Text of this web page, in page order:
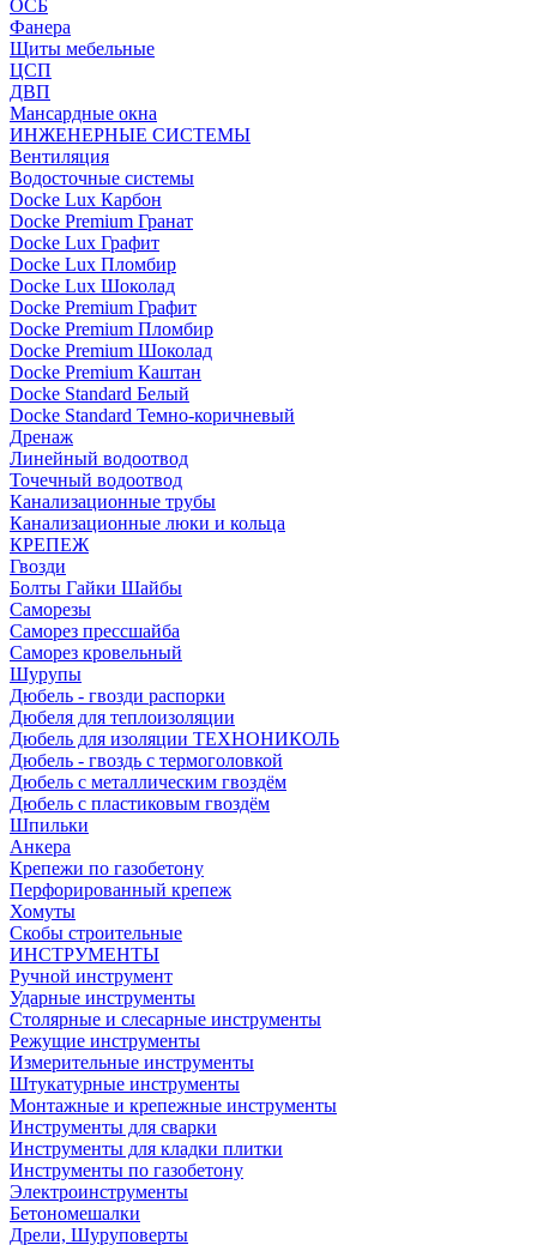
ОСБ
Фанера
Щиты мебельные
ЦСП
ДВП
Мансардные окна
ИНЖЕНЕРНЫЕ СИСТЕМЫ
Вентиляция
Водосточные системы
Docke Lux Карбон
Docke Premium Гранат
Docke Lux Графит
Docke Lux Пломбир
Docke Lux Шоколад
Docke Premium Графит
Docke Premium Пломбир
Docke Premium Шоколад
Docke Premium Каштан
Docke Standard Белый
Docke Standard Темно-коричневый
Дренаж
Линейный водоотвод
Точечный водоотвод
Канализационные трубы
Канализационные люки и кольца
КРЕПЕЖ
Гвозди
Болты Гайки Шайбы
Саморезы
Саморез прессшайба
Саморез кровельный
Шурупы
Дюбель - гвозди распорки
Дюбеля для теплоизоляции
Дюбель для изоляции ТЕХНОНИКОЛЬ
Дюбель - гвоздь с термоголовкой
Дюбель с металлическим гвоздём
Дюбель с пластиковым гвоздём
Шпильки
Анкера
Крепежи по газобетону
Перфорированный крепеж
Хомуты
Скобы строительные
ИНСТРУМЕНТЫ
Ручной инструмент
Ударные инструменты
Столярные и слесарные инструменты
Режущие инструменты
Измерительные инструменты
Штукатурные инструменты
Монтажные и крепежные инструменты
Инструменты для сварки
Инструменты для кладки плитки
Инструменты по газобетону
Электроинструменты
Бетономешалки
Дрели, Шуруповерты